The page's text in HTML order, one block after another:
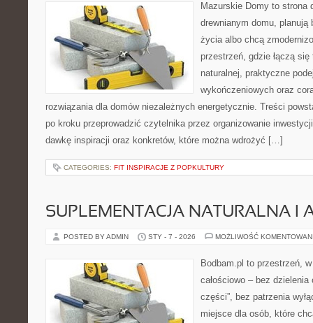
Mazurskie Domy to strona
drewnianym domu, planują
życia albo chcą
przestrzeń, gdzie łączą
naturalnej, praktyczne
wykończeniowych oraz
rozwiązania dla domów niezależnych energetycznie. Treści
po kroku przeprowadzić czytelnika przez organizowanie
dawkę inspiracji oraz konkretów, które można wdrożyć […]
CATEGORIES: FIT INSPIRACJE Z POPKULTURY
SUPLEMENTACJA NATURALNA I
POSTED BY ADMIN STY - 7 - 2026 MOŻLIWOŚĆ
Bodbam.pl to przestrzeń,
całościowo – bez dzielenia
części”, bez patrzenia
miejsce dla osób, które